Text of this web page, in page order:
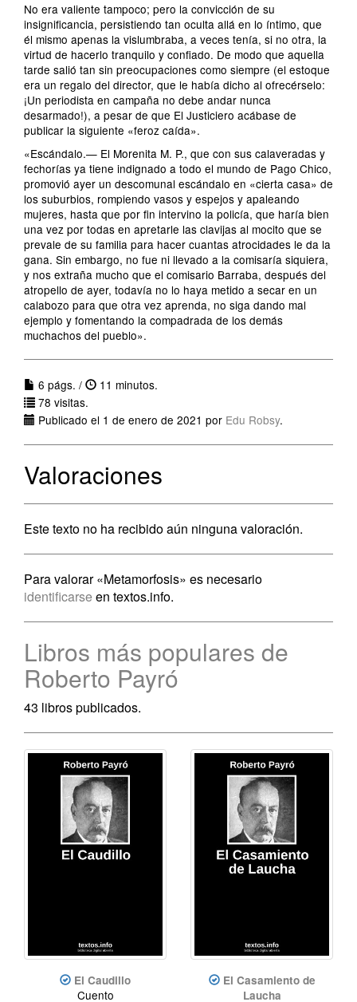
No era valiente tampoco; pero la convicción de su
insignificancia, persistiendo tan oculta allá en lo íntimo, que
él mismo apenas la vislumbraba, a veces tenía, si no otra, la
virtud de hacerlo tranquilo y confiado. De modo que aquella
tarde salió tan sin preocupaciones como siempre (el estoque
era un regalo del director, que le había dicho al ofrecérselo:
¡Un periodista en campaña no debe andar nunca
desarmado!), a pesar de que El Justiciero acábase de
publicar la siguiente «feroz caída».
«Escándalo.— El Morenita M. P., que con sus calaveradas y
fechorías ya tiene indignado a todo el mundo de Pago Chico,
promovió ayer un descomunal escándalo en «cierta casa» de
los suburbios, rompiendo vasos y espejos y apaleando
mujeres, hasta que por fin intervino la policía, que haría bien
una vez por todas en apretarle las clavijas al mocito que se
prevale de su familia para hacer cuantas atrocidades le da la
gana. Sin embargo, no fue ni llevado a la comisaría siquiera,
y nos extraña mucho que el comisario Barraba, después del
atropello de ayer, todavía no lo haya metido a secar en un
calabozo para que otra vez aprenda, no siga dando mal
ejemplo y fomentando la compadrada de los demás
muchachos del pueblo».
6 págs. /
11 minutos.
78 visitas.
Publicado el 1 de enero de 2021 por Edu Robsy.
Valoraciones
Este texto no ha recibido aún ninguna valoración.
Para valorar «Metamorfosis» es necesario
identificarse en textos.info.
Libros más populares de
Roberto Payró
43 libros publicados.
El Caudillo
Cuento
El Casamiento de
Laucha